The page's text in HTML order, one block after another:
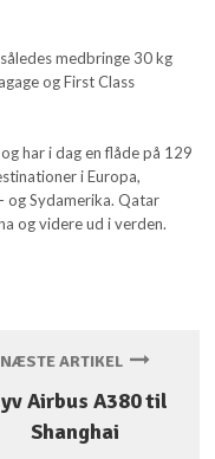
medbringe 30 kg
og First Class
har i dag en flåde på 129
i Europa,
og Sydamerika. Qatar
og videre ud i verden.
NÆSTE ARTIKEL
Airbus A380 til
Shanghai